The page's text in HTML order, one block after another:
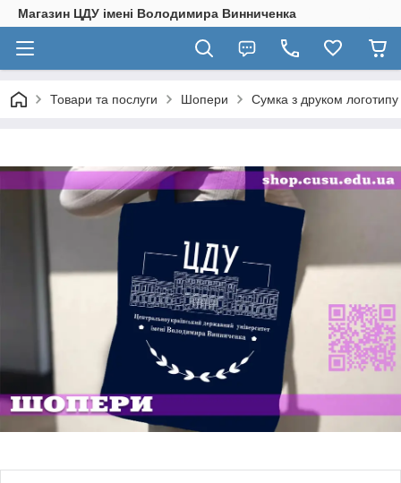
Магазин ЦДУ імені Володимира Винниченка
Товари та послуги Шопери Сумка з друком